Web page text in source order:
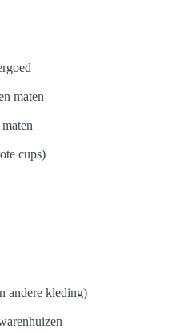
maten
cups)
andere kleding)